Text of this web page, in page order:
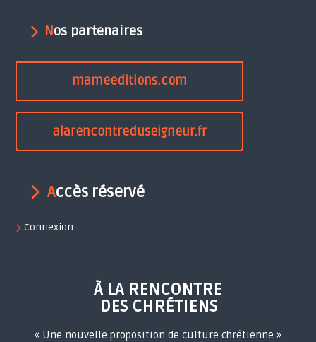
Nos partenaires
mameeditions.com
alarencontreduseigneur.fr
Accès réservé
Connexion
À LA RENCONTRE
DES CHRÉTIENS
« Une nouvelle proposition de culture chrétienne »